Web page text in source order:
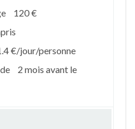
120 €
€/jour/personne
2 mois avant le